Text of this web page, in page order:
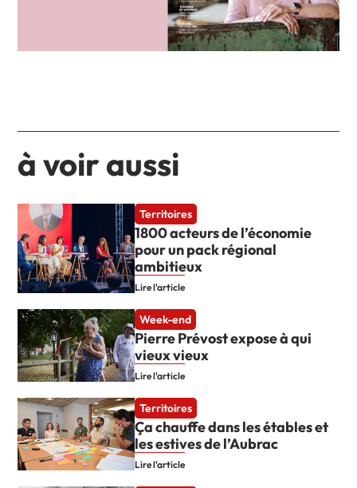
à voir aussi
Territoires
1800 acteurs de l’économie
pour un pack régional
ambitieux
Lire l'article
Week-end
Pierre Prévost expose à qui
vieux vieux
Lire l'article
Territoires
Ça chauffe dans les étables et
les estives de l’Aubrac
Lire l'article